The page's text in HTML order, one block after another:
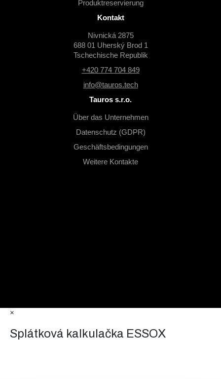
Produktreservierung
Kontakt
Nivnická 2875
688 01 Uherský Brod 1
Tschechische Republik
+420 774 704 849
info@tauros.tech
Tauros s.r.o.
Über das Unternehmen
Datenschutz (GDPR)
Geschäftsbedingungen
Weitere Kontakte
×
Splátková kalkulačka ESSOX